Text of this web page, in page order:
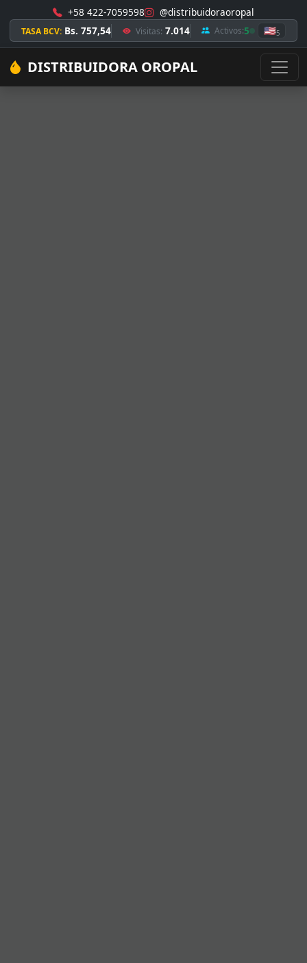
+58 422-7059598 @distribuidoraoropal
TASA BCV: Bs. 757,54 Visitas: 7.014 Activos:5 🇺🇸5
DISTRIBUIDORA OROPAL